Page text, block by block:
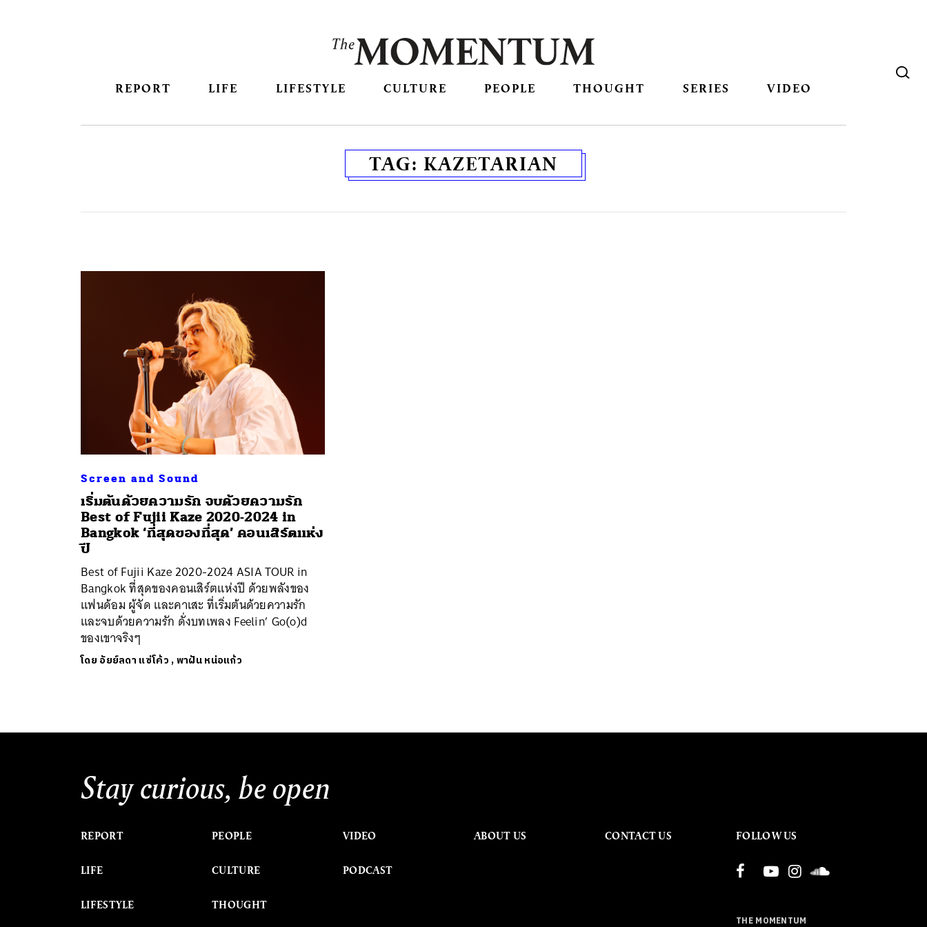
REPORT LIFE LIFESTYLE CULTURE PEOPLE THOUGHT SERIES VIDEO
TAG: KAZETARIAN
Screen and Sound
เริ่มต้นด้วยความรัก จบด้วยความรัก
Best of Fujii Kaze 2020-2024 in
Bangkok ‘ที่สุดของที่สุด’ คอนเสิร์ตแห่ง
ปี
Best of Fujii Kaze 2020-2024 ASIA TOUR in
Bangkok ที่สุดของคอนเสิร์ตแห่งปี ด้วยพลังของ
แฟนด้อม ผู้จัด และคาเสะ ที่เริ่มต้นด้วยความรัก
และจบด้วยความรัก ดั่งบทเพลง Feelin’ Go(o)d
ของเขาจริงๆ
โดย อัยย์ลดา แซ่โค้ว,พาฝัน หน่อแก้ว
Stay curious, be open
REPORT
LIFE
LIFESTYLE
PEOPLE
CULTURE
THOUGHT
VIDEO
PODCAST
ABOUT US CONTACT US FOLLOW US
THE MOMENTUM
ค้นหา